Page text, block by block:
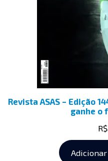
Revista ASAS – Edição
ganhe o
R$